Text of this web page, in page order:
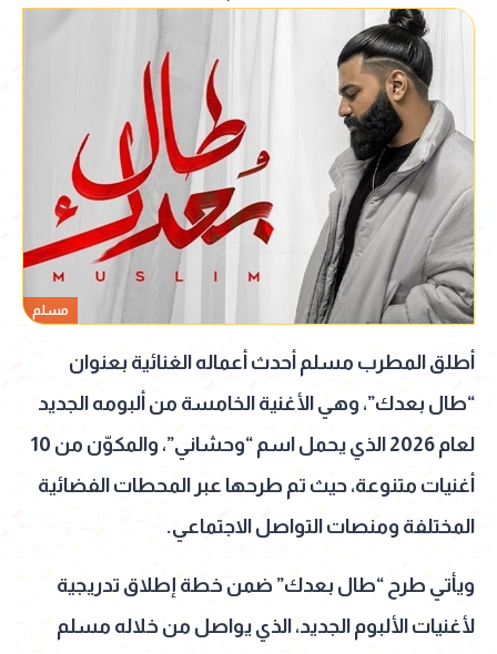
مسلم
أطلق المطرب مسلم أحدث أعماله الغنائية بعنوان
“طال بعدك”، وهي الأغنية الخامسة من ألبومه الجديد
لعام 2026 الذي يحمل اسم “وحشاني”، والمكوّن من 10
أغنيات متنوعة، حيث تم طرحها عبر المحطات الفضائية
المختلفة ومنصات التواصل الاجتماعي.
ويأتي طرح “طال بعدك” ضمن خطة إطلاق تدريجية
لأغنيات الألبوم الجديد، الذي يواصل من خلاله مسلم